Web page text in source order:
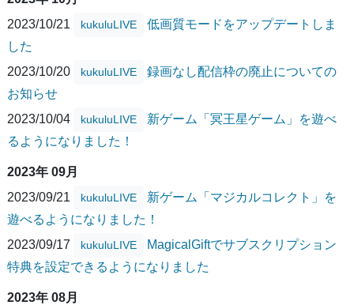
2023/10/21
kukuluLIVE
低画質モードをアップデートしま
した
2023/10/20
kukuluLIVE
録画なし配信枠の廃止についての
お知らせ
2023/10/04
kukuluLIVE
新ゲーム「冥王星ゲーム」を遊べ
るようになりました！
2023年 09月
2023/09/21
kukuluLIVE
新ゲーム「マジカルコレクト」を
遊べるようになりました！
2023/09/17
kukuluLIVE
MagicalGiftでサブスクリプション
特典を設定できるようになりました
2023年 08月